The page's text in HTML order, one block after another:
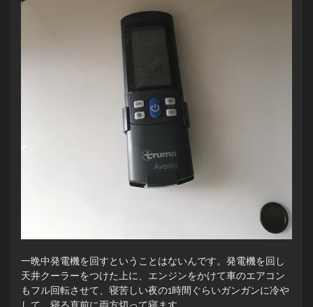
一晩中発電機を回すということはないんです。発電機を回し
天井クーラーをつけた上に、エンジンをかけて車のエアコン
もフル回転させて、寝苦しい夜の1時間ぐらいガンガンに冷や